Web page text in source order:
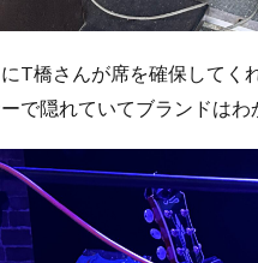
T橋さんが席を確保してく
で隠れていてブランドはわ